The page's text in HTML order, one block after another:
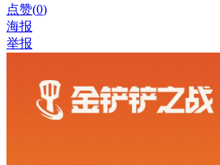
点赞(0)
海报
举报